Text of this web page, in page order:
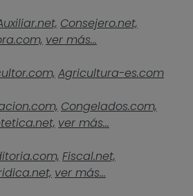
Consejero.net,
ver más...
Agricultura-es.com
Congelados.com,
ver más...
Fiscal.net,
ver más...